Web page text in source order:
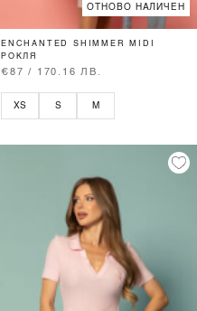
ОТНОВО НАЛИЧЕН
ENCHANTED SHIMMER MIDI
РОКЛЯ
€87 / 170.16 ЛВ.
XS S M